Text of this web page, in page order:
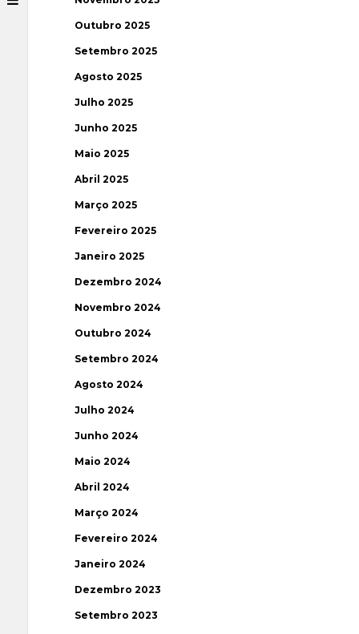
Outubro 2025
Setembro 2025
Agosto 2025
Julho 2025
Junho 2025
Maio 2025
Abril 2025
Março 2025
Fevereiro 2025
Janeiro 2025
Dezembro 2024
Novembro 2024
Outubro 2024
Setembro 2024
Agosto 2024
Julho 2024
Junho 2024
Maio 2024
Abril 2024
Março 2024
Fevereiro 2024
Janeiro 2024
Dezembro 2023
Setembro 2023